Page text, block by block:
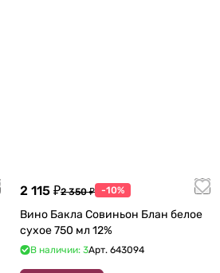
2 115 ₽2 350 ₽ -10%
Вино Бакла Совиньон Блан белое
сухое 750 мл 12%
В наличии: 3Арт. 643094